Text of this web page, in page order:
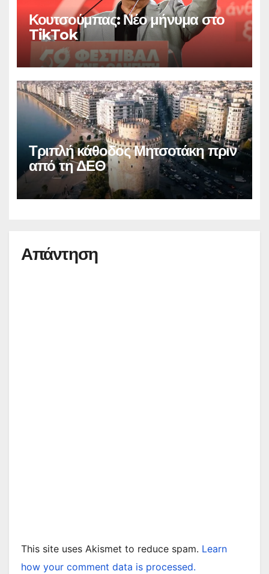
Κουτσούμπας: Νέο μήνυμα στο
TikTok
Τριπλή κάθοδος Μητσοτάκη πριν
από τη ΔΕΘ
Απάντηση
This site uses Akismet to reduce spam. Learn
how your comment data is processed.